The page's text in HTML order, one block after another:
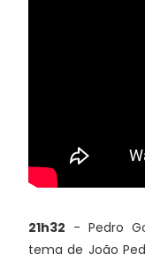
21h32 - Pedro
tema de João